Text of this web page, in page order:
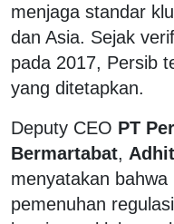
menjaga standar
dan Asia. Sejak
pada 2017, Persib
yang ditetapkan.
Deputy CEO PT
Bermartabat,
menyatakan
pemenuhan